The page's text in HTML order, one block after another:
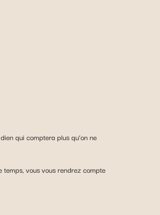
qui comptera plus qu’on ne
temps, vous vous rendrez compte